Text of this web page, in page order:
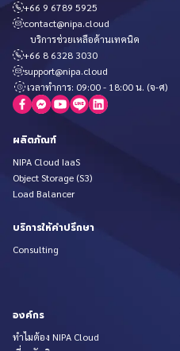
+66 9 6789 5925
contact@nipa.cloud
บริการช่วยเหลือด้านเทคนิค
+66 8 6328 3030
support@nipa.cloud
เวลาทำการ: 09:00 - 18:00 น. (จ-ศ)
ผลิตภัณฑ์
NIPA Cloud IaaS
Object Storage (S3)
Load Balancer
บริการให้คำปรึกษา
Consulting
องค์กร
ทำไมต้อง NIPA Cloud